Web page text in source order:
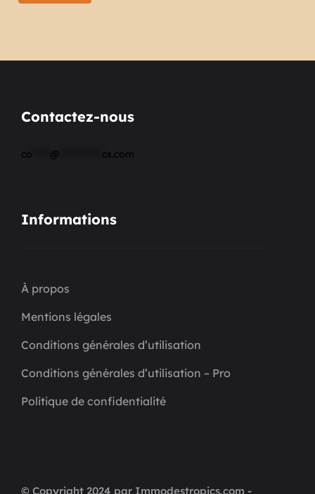
Contactez-nous
co @ cs.com
Informations
À propos
Mentions légales
Conditions générales d’utilisation
Conditions générales d’utilisation – Pro
Politique de confidentialité
© Copyright 2024 par Immodestropics.com -